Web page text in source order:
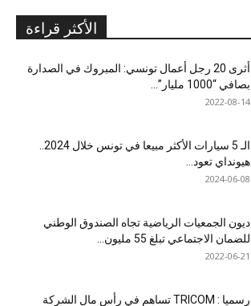
الأكثر قراءة
أثرى 20 رجل أعمال تونسي: المبروك في الصدارة
بصافي “1000 مليار”...
2022-08-14
الـ 5 سيارات الأكثر مبيعا في تونس خلال 2024..
هيونداي تعود...
2024-06-08
ديون الجمعيات الرياضية تجاه الصندوق الوطني
للضمان الاجتماعي تبلغ 55 مليون...
2022-06-21
رسميا : TRICOM تساهم في رأس مال الشركة